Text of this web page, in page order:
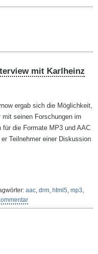
mit Karlheinz
ergab sich die Möglichkeit,
mit seinen Forschungen im
für die Formate MP3 und AAC
Teilnehmer einer Diskussion
aac, drm, html5, mp3,